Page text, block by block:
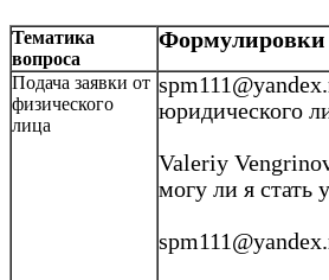
Тематика
вопроса
Формулировки
Подача заявки от
физического
лица
юридического
Valeriy
могу ли я стать